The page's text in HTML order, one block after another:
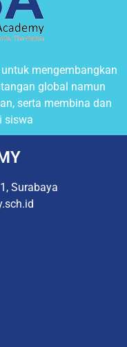
mengembangkan
global namun
serta membina dan
siswa
Surabaya